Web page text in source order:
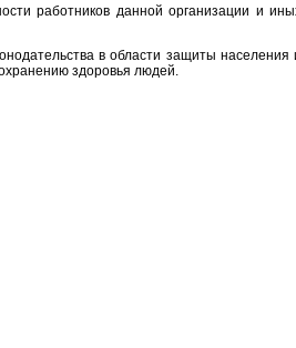
работников данной организации и
в области защиты
здоровья людей.